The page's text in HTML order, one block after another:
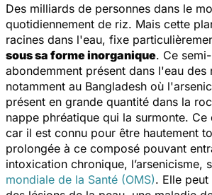
Des milliards de personnes dans le
quotidiennement de riz. Mais cette
racines dans l'eau, fixe
sous sa forme inorganique. Ce
abondemment présent dans l'eau des
notamment au Bangladesh où
présent en grande quantité dans la
nappe phréatique qui la surmonte.
car il est connu pour être hautement
prolongée à ce composé pouvant
intoxication chronique, l’arsenicisme,
mondiale de la Santé (OMS). Elle